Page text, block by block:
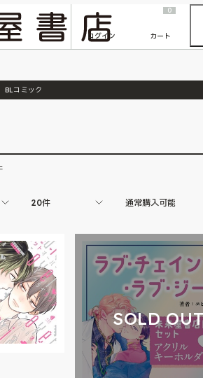
『ONE PIECE magazine 021 ONE PIECEカード付き同梱版』発売延期のご案内
ログイン
0
カート
BLコミック
20件 通常購入可能
SOLD